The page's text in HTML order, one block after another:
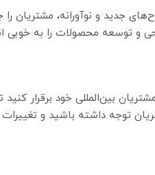
جدید و نوآورانه، مشتریان
و توسعه محصولات را به خوبی
بین‌المللی خود برقرار کنید
توجه داشته باشید و